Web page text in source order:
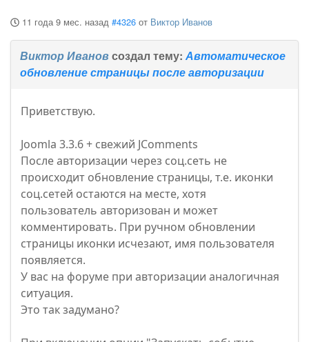
11 года 9 мес. назад #4326 от Виктор Иванов
Виктор Ивановсоздал тему: Автоматическое
обновление страницы после авторизации
Приветствую.
Joomla 3.3.6 + свежий JComments
После авторизации через соц.сеть не
происходит обновление страницы, т.е. иконки
соц.сетей остаются на месте, хотя
пользователь авторизован и может
комментировать. При ручном обновлении
страницы иконки исчезают, имя пользователя
появляется.
У вас на форуме при авторизации аналогичная
ситуация.
Это так задумано?